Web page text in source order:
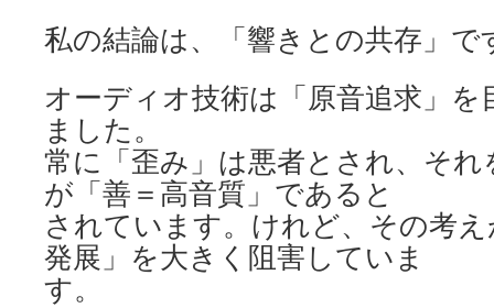
私の結論は、「響きとの共存」で
オーディオ技術は「原音追求」
ました。
常に「歪み」は悪者とされ、そ
が「善＝高音質」であると
されています。けれど、その考
発展」を大きく阻害していま
す。